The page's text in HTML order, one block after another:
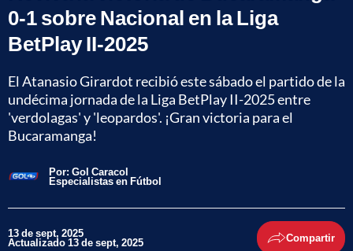
0-1 sobre Nacional en la Liga
BetPlay II-2025
El Atanasio Girardot recibió este sábado el partido de la
undécima jornada de la Liga BetPlay II-2025 entre
'verdolagas' y 'leopardos'. ¡Gran victoria para el
Bucaramanga!
Por: Gol Caracol
Especialistas en Fútbol
13 de sept, 2025
Actualizado 13 de sept, 2025 Compartir